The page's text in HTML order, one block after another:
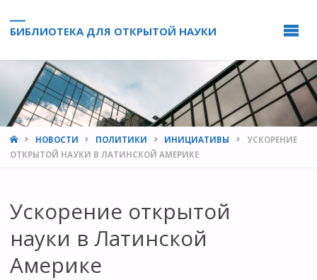
БИБЛИОТЕКА ДЛЯ ОТКРЫТОЙ НАУКИ
HOMEНОВОСТИ ПОЛИТИКИ ИНИЦИАТИВЫ
УСКОРЕНИЕ
ОТКРЫТОЙ НАУКИ В ЛАТИНСКОЙ АМЕРИКЕ
Ускорение открытой
науки в Латинской
Америке